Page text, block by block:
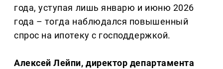
года, уступая лишь январю и июню 2026
года – тогда наблюдался повышенный
спрос на ипотеку с господдержкой.
Алексей Лейпи, директор департамента